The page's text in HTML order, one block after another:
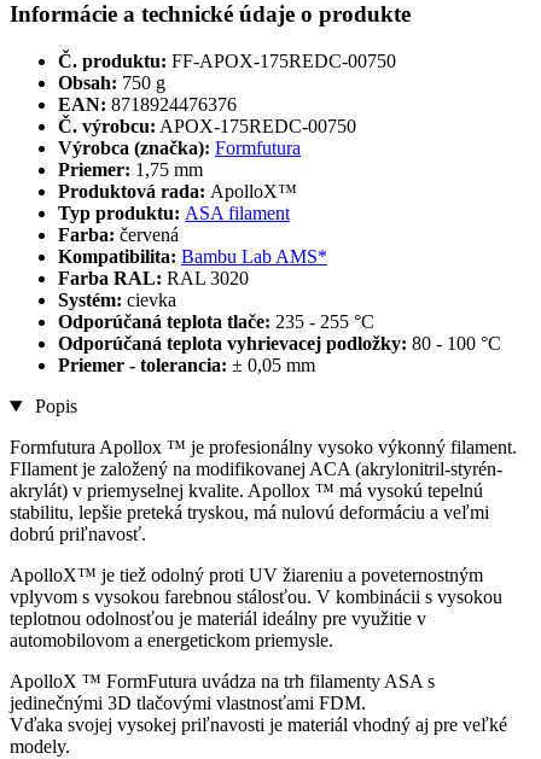
Informácie a technické údaje o produkte
Č. produktu: FF-APOX-175REDC-00750
Obsah: 750 g
EAN: 8718924476376
Č. výrobcu: APOX-175REDC-00750
Výrobca (značka): Formfutura
Priemer: 1,75 mm
Produktová rada: ApolloX™
Typ produktu: ASA filament
Farba: červená
Kompatibilita: Bambu Lab AMS*
Farba RAL: RAL 3020
Systém: cievka
Odporúčaná teplota tlače: 235 - 255 °C
Odporúčaná teplota vyhrievacej podložky: 80 - 100 °C
Priemer - tolerancia: ± 0,05 mm
Popis
Formfutura Apollox ™ je profesionálny vysoko výkonný filament.
FIlament je založený na modifikovanej ACA (akrylonitril-styrén-
akrylát) v priemyselnej kvalite. Apollox ™ má vysokú tepelnú
stabilitu, lepšie preteká tryskou, má nulovú deformáciu a veľmi
dobrú priľnavosť.
ApolloX™ je tiež odolný proti UV žiareniu a poveternostným
vplyvom s vysokou farebnou stálosťou. V kombinácii s vysokou
teplotnou odolnosťou je materiál ideálny pre využitie v
automobilovom a energetickom priemysle.
ApolloX ™ FormFutura uvádza na trh filamenty ASA s
jedinečnými 3D tlačovými vlastnosťami FDM.
Vďaka svojej vysokej priľnavosti je materiál vhodný aj pre veľké
modely.